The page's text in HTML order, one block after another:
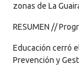
zonas de La
RESUMEN //
Educación cerró
Prevención y